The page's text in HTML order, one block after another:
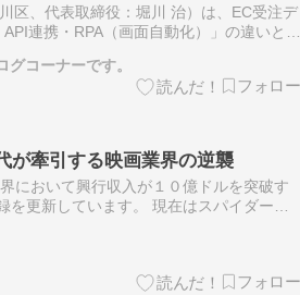
区、代表取締役：堀川 治）は、EC受注デ
連携・RPA（画面自動化）」の違いと選
コーナーです。
が牽引する映画業界の逆襲
において興行収入が１０億ドルを突破す
を更新しています。 現在はスパイダーマ